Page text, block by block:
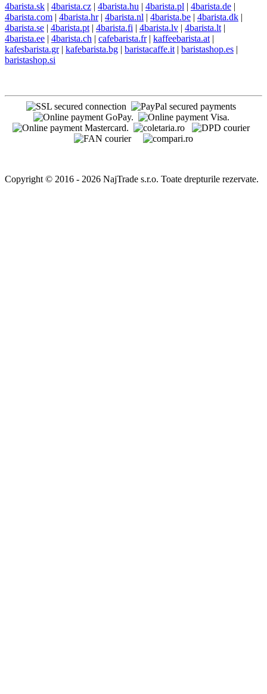
4barista.sk | 4barista.cz | 4barista.hu | 4barista.pl | 4barista.de |
4barista.com | 4barista.hr| 4barista.nl | 4barista.be | 4barista.dk |
4barista.se | 4barista.pt | 4barista.fi | 4barista.lv | 4barista.lt |
4barista.ee | 4barista.ch | cafebarista.fr| kaffeebarista.at |
kafesbarista.gr| kafebarista.bg | baristacaffe.it | baristashop.es |
baristashop.si
Copyright © 2016 - 2026 NajTrade s.r.o. Toate drepturile rezervate.